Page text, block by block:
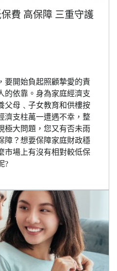
費 高保障 三重守護
要開始負起照顧摯愛的責
的依靠。身為家庭經濟支
父母﹑子女教育和供樓按
濟支柱萬一遭遇不幸，整
極大問題，您又有否未雨
障？想要保障家庭財政穩
市場上有沒有相對較低保
?